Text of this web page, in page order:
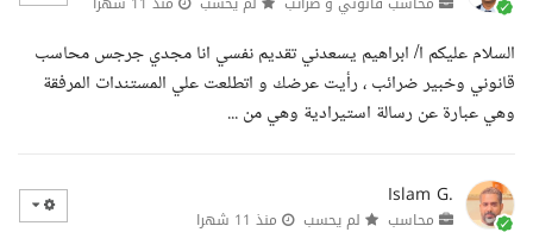
السلام عليكم ا/ ابراهيم يسعدني تقديم نفسي انا مجدي جرجس محاسب
قانوني وخبير ضرائب ، رأيت عرضك و اتطلعت علي المستندات المرفقة
وهي عبارة عن رسالة استيرادية وهي من ...
Islam G.
محاسب لم يحسب منذ 11 شهرا